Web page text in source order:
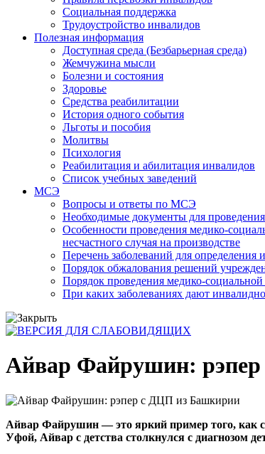
Социальная поддержка
Трудоустройство инвалидов
Полезная информация
Доступная среда (Безбарьерная среда)
Жемчужина мысли
Болезни и состояния
Здоровье
Средства реабилитации
История одного события
Льготы и пособия
Молитвы
Психология
Реабилитация и абилитация инвалидов
Список учебных заведений
МСЭ
Вопросы и ответы по МСЭ
Необходимые документы для
Особенности проведения медико-
несчастного случая на производстве
Перечень заболеваний для определения
Порядок обжалования решений
Порядок проведения медико-
При каких заболеваниях дают
Айвар Файрушин:
Айвар Файрушин — это яркий пример того, как
Уфой, Айвар с детства столкнулся с диагнозом